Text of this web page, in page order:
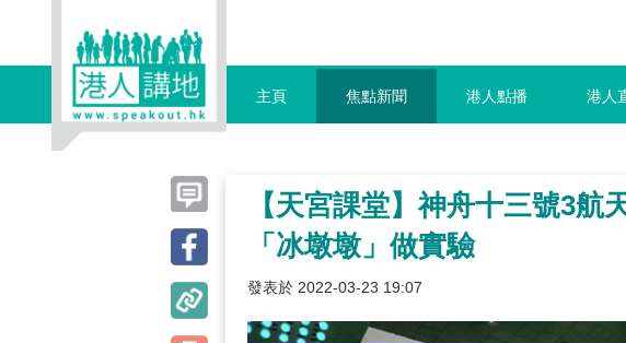
主頁 焦點新聞 港人點播 港人
【天宮課堂】神舟十三號3航
「冰墩墩」做實驗
發表於 2022-03-23 19:07